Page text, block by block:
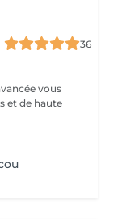
36
vous
et de haute